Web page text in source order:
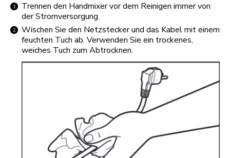
Trennen den Handmixer vor dem Reinigen immer von
der Stromversorgung.
Wischen Sie den Netzstecker und das Kabel mit einem
feuchten Tuch ab. Verwenden Sie ein trockenes,
weiches Tuch zum Abtrocknen.